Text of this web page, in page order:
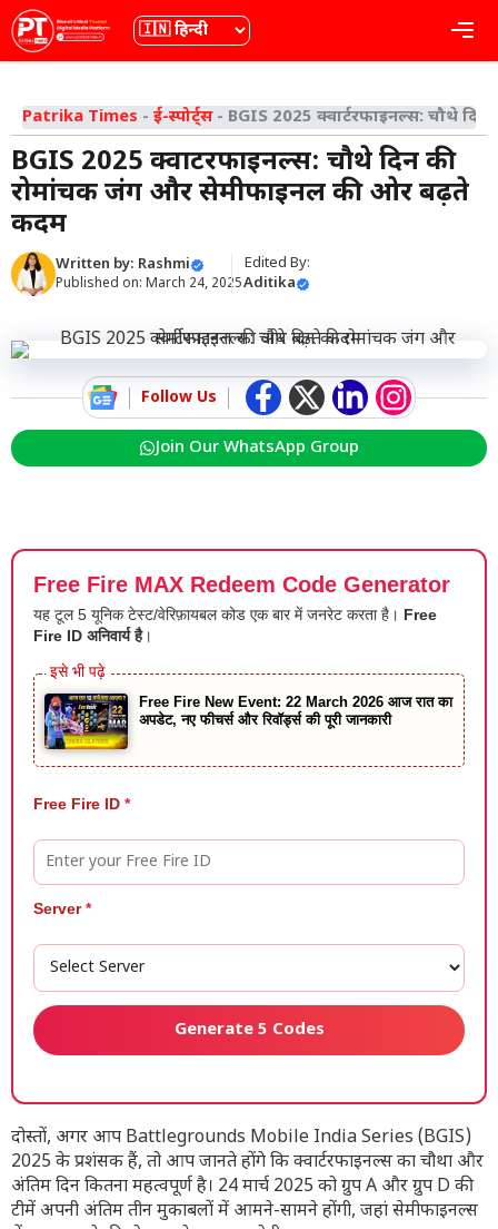
Skip
to
content
भाषा
Patrika Times - ई-स्पोर्ट्स- BGIS 2025 क्वार्टरफाइनल्स: चौथे
BGIS 2025 क्वार्टरफाइनल्स: चौथे दिन की
रोमांचक जंग और सेमीफाइनल की ओर बढ़ते
कदम
Written by: Rashmi
Published on: March 24, 2025
Edited By:
Aditika
Follow Us
Join Our WhatsApp Group
Free Fire MAX Redeem Code Generator
यह टूल 5 यूनिक टेस्ट/वेरिफ़ायबल कोड एक बार में जनरेट करता है। Free
Fire ID अनिवार्य है।
Free Fire New Event: 22 March 2026 आज रात का
अपडेट, नए फीचर्स और रिवॉर्ड्स की पूरी जानकारी
Free Fire ID *
Server*
Generate 5 Codes
दोस्तों, अगर आप Battlegrounds Mobile India Series (BGIS)
2025 के प्रशंसक हैं, तो आप जानते होंगे कि क्वार्टरफाइनल्स का चौथा और
अंतिम दिन कितना महत्वपूर्ण है। 24 मार्च 2025 को ग्रुप A और ग्रुप D की
टीमें अपनी अंतिम तीन मुकाबलों में आमने-सामने होंगी, जहां सेमीफाइनल्स